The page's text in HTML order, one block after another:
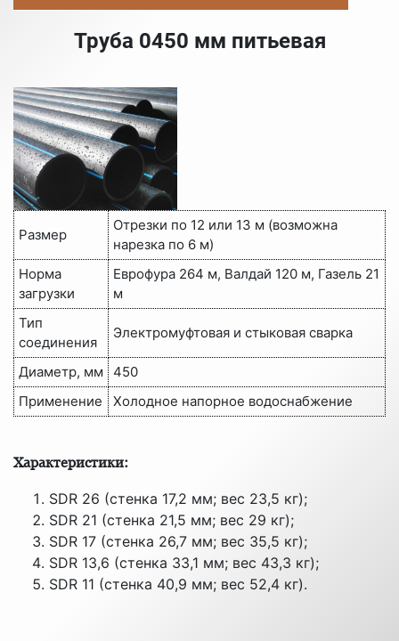
Труба 0450 мм питьевая
Размер
Отрезки по 12 или 13 м (возможна
нарезка по 6 м)
Норма
загрузки
Еврофура 264 м, Валдай 120 м, Газель 21
м
Тип
соединения
Электромуфтовая и стыковая сварка
Диаметр, мм
450
Применение
Холодное напорное водоснабжение
Характеристики:
SDR 26 (стенка 17,2 мм; вес 23,5 кг);
SDR 21 (стенка 21,5 мм; вес 29 кг);
SDR 17 (стенка 26,7 мм; вес 35,5 кг);
SDR 13,6 (стенка 33,1 мм; вес 43,3 кг);
SDR 11 (стенка 40,9 мм; вес 52,4 кг).